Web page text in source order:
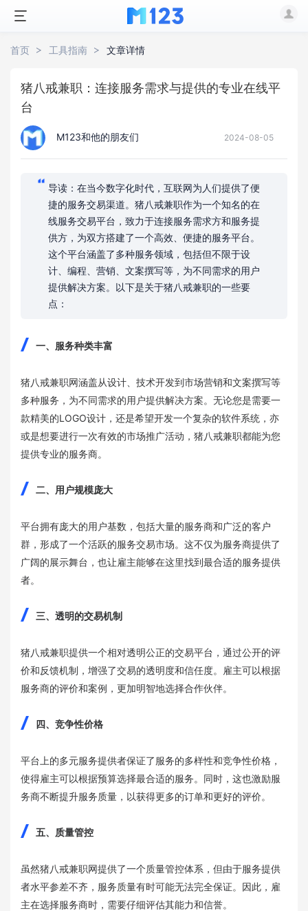
首页 工具指南 文章详情
猪八戒兼职：连接服务需求与提供的专业在线平
台
M123和他的朋友们 2024-08-05
导读：在当今数字化时代，互联网为人们提供了便
捷的服务交易渠道。猪八戒兼职作为一个知名的在
线服务交易平台，致力于连接服务需求方和服务提
供方，为双方搭建了一个高效、便捷的服务平台。
这个平台涵盖了多种服务领域，包括但不限于设
计、编程、营销、文案撰写等，为不同需求的用户
提供解决方案。以下是关于猪八戒兼职的一些要
点：
一、服务种类丰富
猪八戒兼职网涵盖从设计、技术开发到市场营销和文案撰写等
多种服务，为不同需求的用户提供解决方案。无论您是需要一
款精美的LOGO设计，还是希望开发一个复杂的软件系统，亦
或是想要进行一次有效的市场推广活动，猪八戒兼职都能为您
提供专业的服务商。
二、用户规模庞大
平台拥有庞大的用户基数，包括大量的服务商和广泛的客户
群，形成了一个活跃的服务交易市场。这不仅为服务商提供了
广阔的展示舞台，也让雇主能够在这里找到最合适的服务提供
者。
三、透明的交易机制
猪八戒兼职提供一个相对透明公正的交易平台，通过公开的评
价和反馈机制，增强了交易的透明度和信任度。雇主可以根据
服务商的评价和案例，更加明智地选择合作伙伴。
四、竞争性价格
平台上的多元服务提供者保证了服务的多样性和竞争性价格，
使得雇主可以根据预算选择最合适的服务。同时，这也激励服
务商不断提升服务质量，以获得更多的订单和更好的评价。
五、质量管控
虽然猪八戒兼职网提供了一个质量管控体系，但由于服务提供
者水平参差不齐，服务质量有时可能无法完全保证。因此，雇
主在选择服务商时，需要仔细评估其能力和信誉。